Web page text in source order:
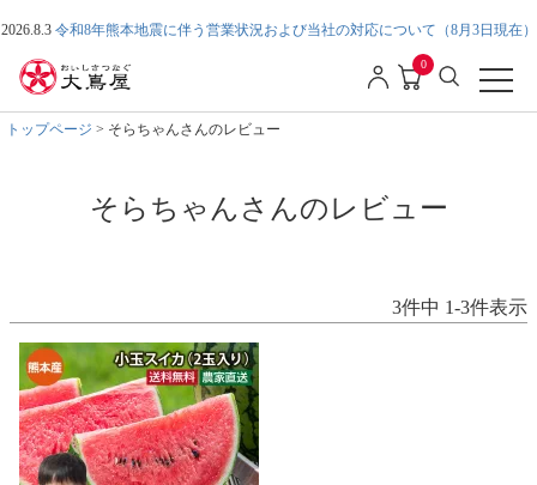
2026.8.3 令和8年熊本地震に伴う営業状況および当社の対応について（8月3日現在）
0
トップページ そらちゃんさんのレビュー
そらちゃんさんのレビュー
3件中 1-3件表示